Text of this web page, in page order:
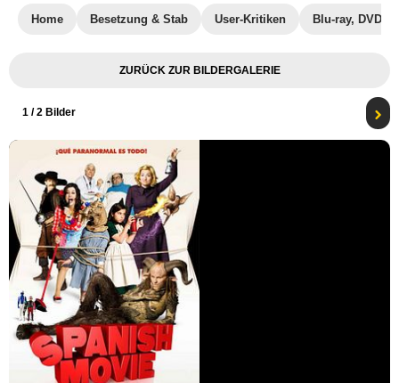
Home Besetzung & Stab User-Kritiken Blu-ray, DVD
ZURÜCK ZUR BILDERGALERIE
1 / 2 Bilder